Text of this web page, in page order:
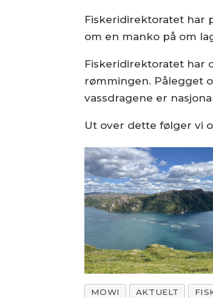
Fiskeridirektoratet har
om en manko på om
Fiskeridirektoratet har
rømmingen. Pålegget
vassdragene er
Ut over dette følger vi
MOWI AKTUELT